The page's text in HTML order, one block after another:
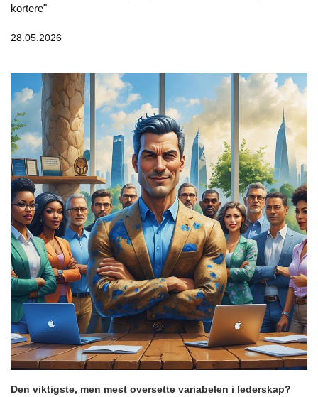
kortere"
28.05.2026
Den viktigste, men mest oversette variabelen i lederskap?